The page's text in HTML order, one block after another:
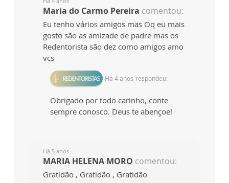
Maria do Carmo Pereira comentou:
Eu tenho vários amigos mas Oq eu mais
gosto são as amizade de padre mas os
Redentorista são dez como amigos amo
vcs
Há 4 anos respondeu:
Obrigado por todo carinho, conte
sempre conosco. Deus te abençoe!
Há 5 anos
MARIA HELENA MORO comentou:
Gratidão , Gratidão , Gratidão